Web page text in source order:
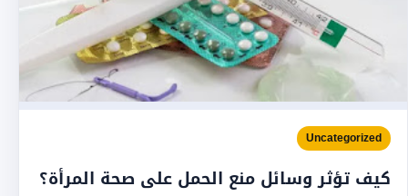
Uncategorized
كيف تؤثر وسائل منع الحمل على صحة المرأة؟